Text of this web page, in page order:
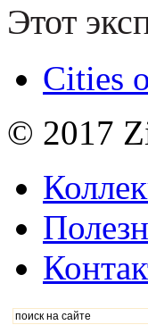
Этот
Cities
© 2017